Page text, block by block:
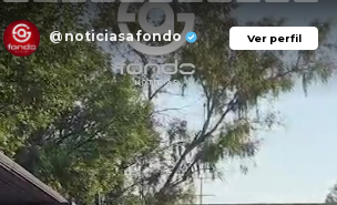
Ver perfil
@noticiasafondo Ver perfil